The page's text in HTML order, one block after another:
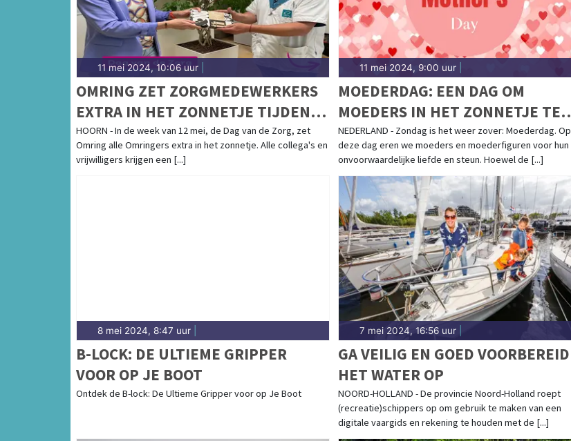
11 mei 2024, 10:06 uur
OMRING ZET ZORGMEDEWERKERS
EXTRA IN HET ZONNETJE TIJDENS
DAG VAN DE ZORG
HOORN - In de week van 12 mei, de Dag van de Zorg, zet
Omring alle Omringers extra in het zonnetje. Alle collega's en
vrijwilligers krijgen een [...]
11 mei 2024, 9:00 uur|
MOEDERDAG: EEN DAG OM
MOEDERS IN HET ZONNETJE TE
ZETTEN
NEDERLAND - Zondag is het weer zover: Moederdag. Op
deze dag eren we moeders en moederfiguren voor hun
onvoorwaardelijke liefde en steun. Hoewel de [...]
8 mei 2024, 8:47 uur
B-LOCK: DE ULTIEME GRIPPER
VOOR OP JE BOOT
Ontdek de B-lock: De Ultieme Gripper voor op Je Boot
7 mei 2024, 16:56 uur|
GA VEILIG EN GOED VOORBEREID
HET WATER OP
NOORD-HOLLAND - De provincie Noord-Holland roept
(recreatie)schippers op om gebruik te maken van een
digitale vaargids en rekening te houden met de [...]